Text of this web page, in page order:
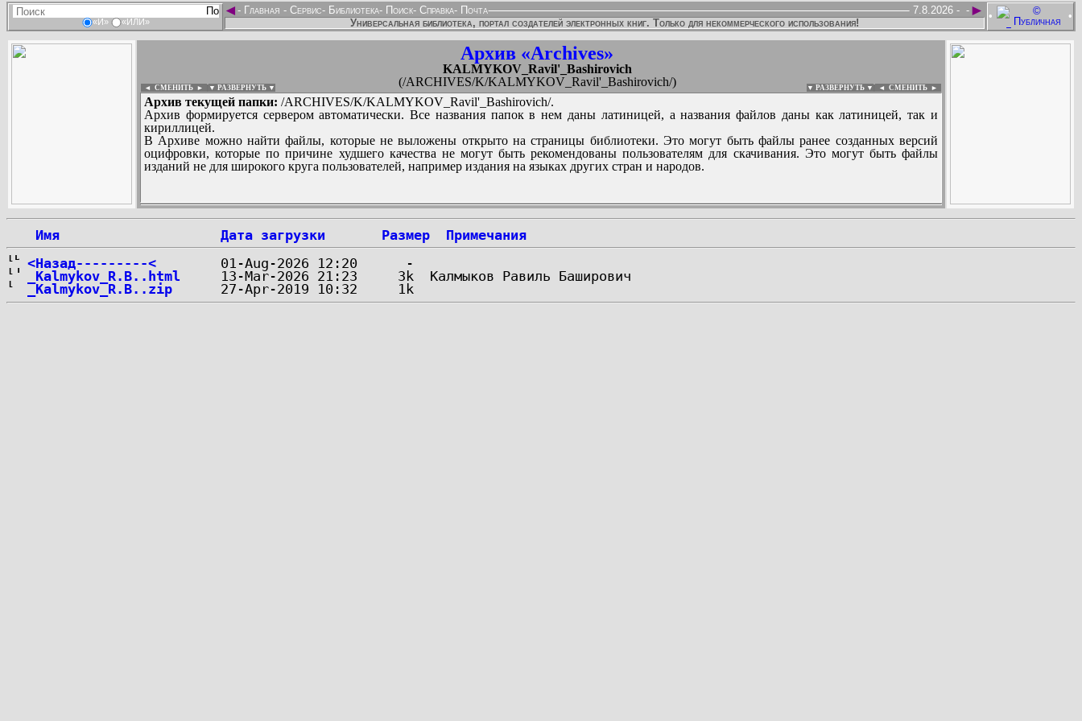
«И» «ИЛИ»
• •
◄ ►
- Главная - Сервис- Библиотека- Поиск- Справка- Почта -
7.8.2026 -
Универсальная библиотека, портал создателей электронных книг. Только для некоммерческого использования!
Архив «Archives»
KALMYKOV_Ravil'_Bashirovich
(/ARCHIVES/K/KALMYKOV_Ravil'_Bashirovich/)
◄ СМЕНИТЬ ► ▼ РАЗВЕРНУТЬ ▼ ▼ РАЗВЕРНУТЬ ▼ ◄ СМЕНИТЬ ►
Архив текущей папки: /ARCHIVES/K/KALMYKOV_Ravil'_Bashirovich/.
Архив формируется сервером автоматически. Все названия папок в нем даны латиницей, а названия файлов даны как латиницей, так и
кириллицей.
В Архиве можно найти файлы, которые не выложены открыто на страницы библиотеки. Это могут быть файлы ранее созданных версий
оцифровки, которые по причине худшего качества не могут быть рекомендованы пользователям для скачивания. Это могут быть файлы
изданий не для широкого круга пользователей, например издания на языках других стран и народов.
:
...
Имя Дата загрузки Размер
Примечания
<Назад---------<
_Kalmykov_R.B..html
_Kalmykov_R.B..zip